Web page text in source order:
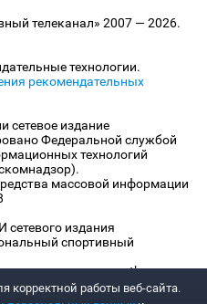
телеканал» 2007 — 2026.
технологии.
рекомендательных
сетевое издание
Федеральной службой
технологий
массовой информации
сетевого издания
спортивный
издания «www.sportbox.ru»:
издания
работы веб-сайта.